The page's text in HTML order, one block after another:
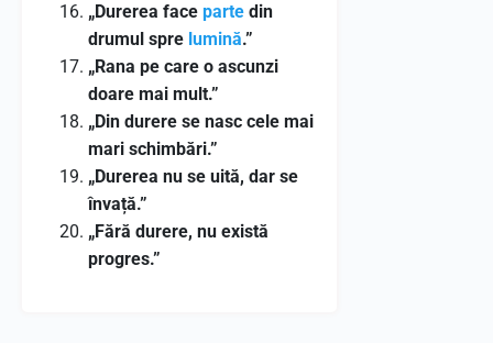
„Durerea face parte din
drumul spre lumină.”
„Rana pe care o ascunzi
doare mai mult.”
„Din durere se nasc cele mai
mari schimbări.”
„Durerea nu se uită, dar se
învață.”
„Fără durere, nu există
progres.”